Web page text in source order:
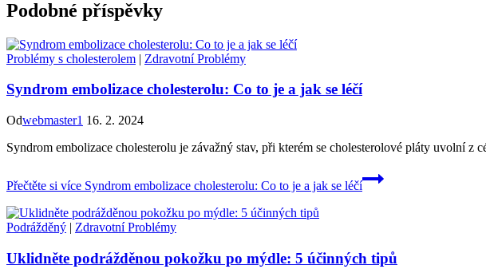
Podobné příspěvky
Problémy s cholesterolem | Zdravotní Problémy
Syndrom embolizace cholesterolu: Co to je a jak se léčí
Odwebmaster1 16. 2. 2024
Syndrom embolizace cholesterolu je závažný stav, při kterém se cholesterolové pláty uvolní
Přečtěte si více Syndrom embolizace cholesterolu: Co to je a jak se léčí
Podrážděný | Zdravotní Problémy
Uklidněte podrážděnou pokožku po mýdle: 5 účinných tipů